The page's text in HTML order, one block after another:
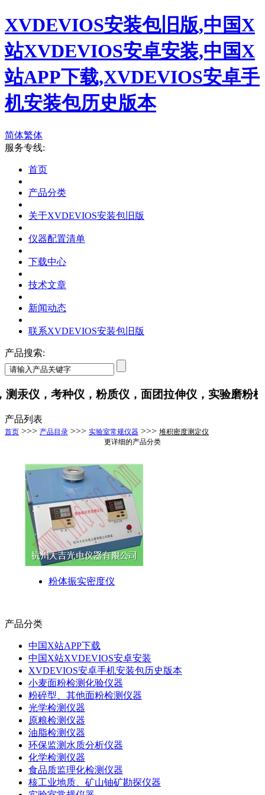
XVDEVIOS安装包旧版,中国X
站XVDEVIOS安卓安装,中国X
站APP下载,XVDEVIOS安卓手
机安装包历史版本
简体繁体
服务专线:
首页
产品分类
关于XVDEVIOS安装包旧版
仪器配置清单
下载中心
技术文章
新闻动态
联系XVDEVIOS安装包旧版
产品搜索:
仪，考种仪，粉质仪，面团拉伸仪，实验磨粉机
产品列表
首页 >>> 产品目录 >>> 实验室常规仪器 >>> 堆积密度测定仪
更详细的产品分类
粉体振实密度仪
产品分类
中国X站APP下载
中国X站XVDEVIOS安卓安装
XVDEVIOS安卓手机安装包历史版本
小麦面粉检测化验仪器
粉碎型、其他面粉检测仪器
光学检测仪器
原粮检测仪器
油脂检测仪器
环保监测水质分析仪器
化学检测仪器
食品质监理化检测仪器
核工业地质、矿山铀矿勘探仪器